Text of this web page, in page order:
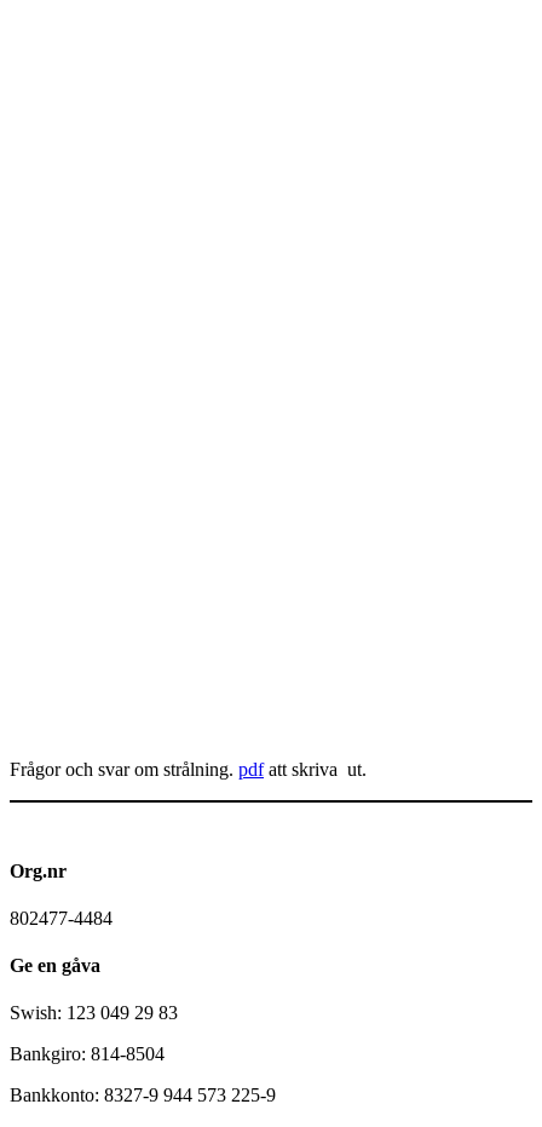
Frågor och svar om strålning. pdfatt skriva ut.
Org.nr
802477-4484
Ge en gåva
Swish: 123 049 29 83
Bankgiro: 814-8504
Bankkonto: 8327-9 944 573 225-9